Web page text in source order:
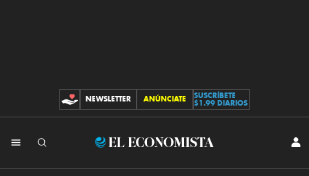
CONTRIBUCIONES
NEWSLETTER ANÚNCIATE
SUSCRÍBETE
$1.99 DIARIOS
El